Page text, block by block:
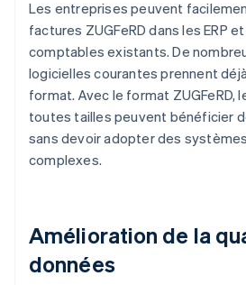
Les entreprises peuvent
factures ZUGFeRD dans les ERP
comptables existants. De
logicielles courantes prennent
format. Avec le format ZUGFeRD,
toutes tailles peuvent bénéficier
sans devoir adopter des
complexes.
Amélioration de la
données